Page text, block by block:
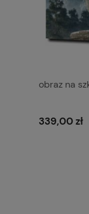
obraz na
339,00 zł